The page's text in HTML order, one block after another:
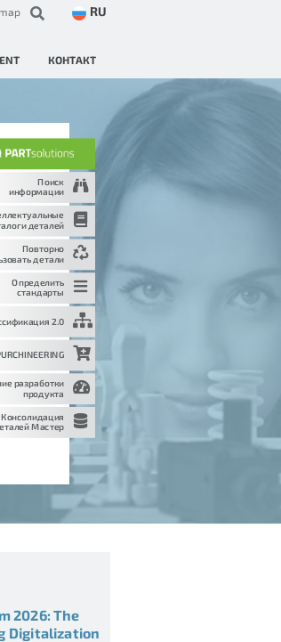
RU
КОНТАКТ
Поиск
информации
деталей
Повторно
детали
Определить
стандарты
2.0
разработки
продукта
Консолидация
Мастер
2026: The
Digitalization